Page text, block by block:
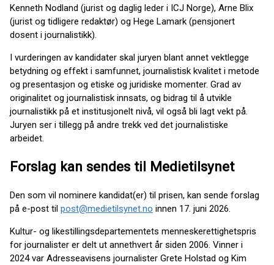
Kenneth Nodland (jurist og daglig leder i ICJ Norge), Arne Blix
(jurist og tidligere redaktør) og Hege Lamark (pensjonert
dosent i journalistikk).
I vurderingen av kandidater skal juryen blant annet vektlegge
betydning og effekt i samfunnet, journalistisk kvalitet i metode
og presentasjon og etiske og juridiske momenter. Grad av
originalitet og journalistisk innsats, og bidrag til å utvikle
journalistikk på et institusjonelt nivå, vil også bli lagt vekt på.
Juryen ser i tillegg på andre trekk ved det journalistiske
arbeidet.
Forslag kan sendes til Medietilsynet
Den som vil nominere kandidat(er) til prisen, kan sende forslag
på e-post til post@medietilsynet.no innen 17. juni 2026.
Kultur- og likestillingsdepartementets menneskerettighetspris
for journalister er delt ut annethvert år siden 2006. Vinner i
2024 var Adresseavisens journalister Grete Holstad og Kim